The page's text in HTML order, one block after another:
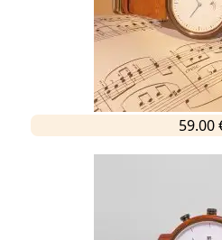
59.00